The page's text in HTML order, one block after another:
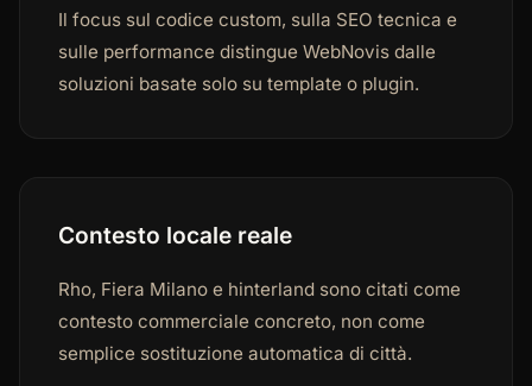
Il focus sul codice custom, sulla SEO tecnica e
sulle performance distingue WebNovis dalle
soluzioni basate solo su template o plugin.
Contesto locale reale
Rho, Fiera Milano e hinterland sono citati come
contesto commerciale concreto, non come
semplice sostituzione automatica di città.